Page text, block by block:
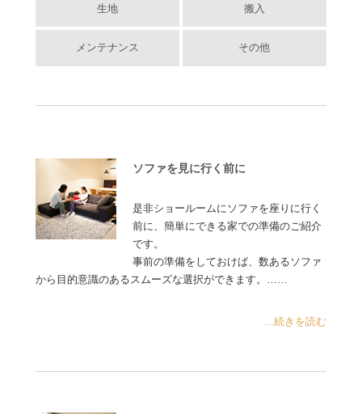
生地 搬入
メンテナンス その他
ソファを見に行く前に
是非ショールームにソファを座りに行く
前に、簡単にできる家での準備のご紹介
です。
事前の準備をしておけば、数あるソファ
から目的意識のあるスムーズな選択ができます。……
...続きを読む